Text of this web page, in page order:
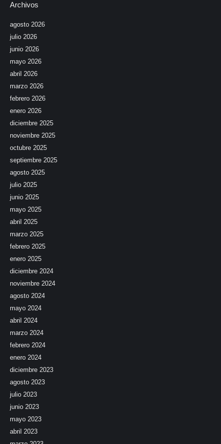
Archivos
agosto 2026
julio 2026
junio 2026
mayo 2026
abril 2026
marzo 2026
febrero 2026
enero 2026
diciembre 2025
noviembre 2025
octubre 2025
septiembre 2025
agosto 2025
julio 2025
junio 2025
mayo 2025
abril 2025
marzo 2025
febrero 2025
enero 2025
diciembre 2024
noviembre 2024
agosto 2024
mayo 2024
abril 2024
marzo 2024
febrero 2024
enero 2024
diciembre 2023
agosto 2023
julio 2023
junio 2023
mayo 2023
abril 2023